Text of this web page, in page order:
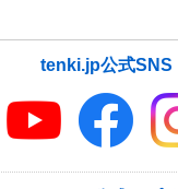
tenki.jp公式SNS